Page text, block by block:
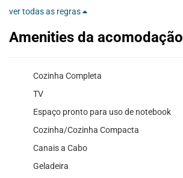
ver todas as regras
Amenities da acomodação
Cozinha Completa
TV
Espaço pronto para uso de notebook
Cozinha/Cozinha Compacta
Canais a Cabo
Geladeira